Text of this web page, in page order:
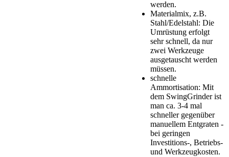
werden.
Materialmix, z.B.
Stahl/Edelstahl: Die
Umrüstung erfolgt
sehr schnell, da nur
zwei Werkzeuge
ausgetauscht werden
müssen.
schnelle
Ammortisation: Mit
dem SwingGrinder ist
man ca. 3-4 mal
schneller gegenüber
manuellem Entgraten -
bei geringen
Investitions-, Betriebs-
und Werkzeugkosten.